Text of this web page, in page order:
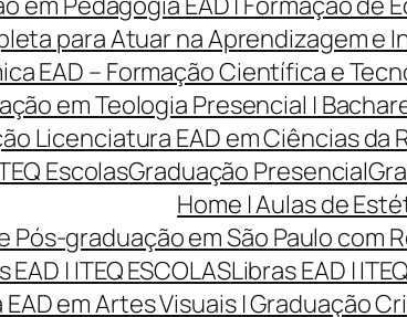
para Atuar na Aprendizagem e
EAD – Formação Científica e
em Teologia Presencial |
Licenciatura EAD em Ciências da
EscolasGraduação Presencial
Home | Aulas de
Pós-graduação em São Paulo com
| ITEQ ESCOLASLibras EAD |
em Artes Visuais | Graduação